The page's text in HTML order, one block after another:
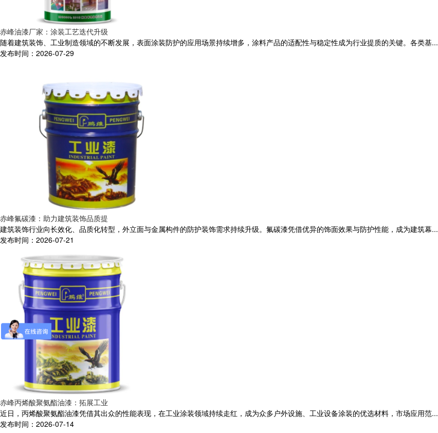
赤峰油漆厂家：涂装工艺迭代升级
随着建筑装饰、工业制造领域的不断发展，表面涂装防护的应用场景持续增多，涂料产品的适配性与稳定性成为行业提质的关键。各类基...
发布时间：2026-07-29
赤峰氟碳漆：助力建筑装饰品质提
建筑装饰行业向长效化、品质化转型，外立面与金属构件的防护装饰需求持续升级。氟碳漆凭借优异的饰面效果与防护性能，成为建筑幕...
发布时间：2026-07-21
赤峰丙烯酸聚氨酯油漆：拓展工业
近日，丙烯酸聚氨酯油漆凭借其出众的性能表现，在工业涂装领域持续走红，成为众多户外设施、工业设备涂装的优选材料，市场应用范...
发布时间：2026-07-14